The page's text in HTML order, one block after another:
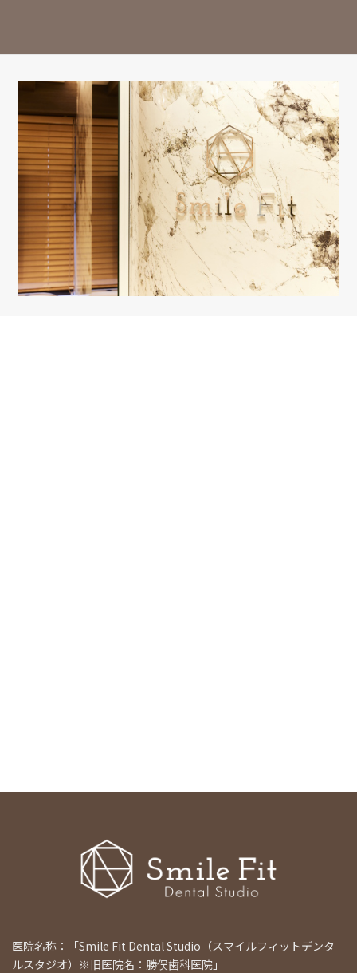
医院名称：「Smile Fit Dental Studio（スマイルフィットデンタ
ルスタジオ）※旧医院名：勝俣歯科医院」